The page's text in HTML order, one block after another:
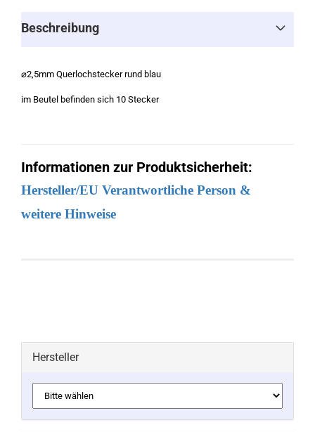
Beschreibung
⌀2,5mm Querlochstecker rund blau
im Beutel befinden sich 10 Stecker
Informationen zur Produktsicherheit:
Hersteller/EU Verantwortliche Person &
weitere Hinweise
Hersteller